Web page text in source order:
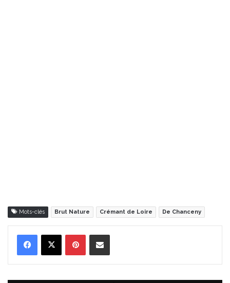
Mots-clés Brut Nature Crémant de Loire De Chanceny